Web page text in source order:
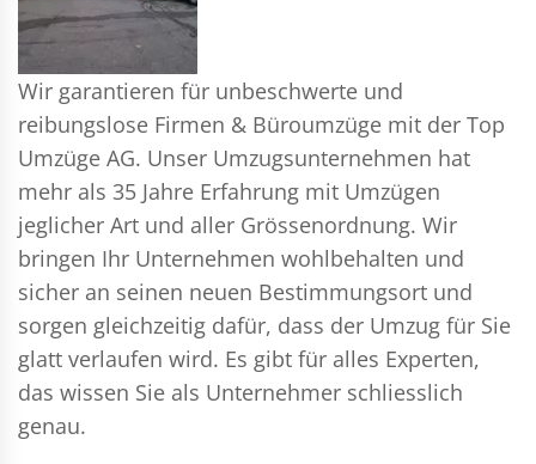
Wir garantieren für unbeschwerte und
reibungslose Firmen & Büroumzüge mit der Top
Umzüge AG. Unser Umzugsunternehmen hat
mehr als 35 Jahre Erfahrung mit Umzügen
jeglicher Art und aller Grössenordnung. Wir
bringen Ihr Unternehmen wohlbehalten und
sicher an seinen neuen Bestimmungsort und
sorgen gleichzeitig dafür, dass der Umzug für Sie
glatt verlaufen wird. Es gibt für alles Experten,
das wissen Sie als Unternehmer schliesslich
genau.